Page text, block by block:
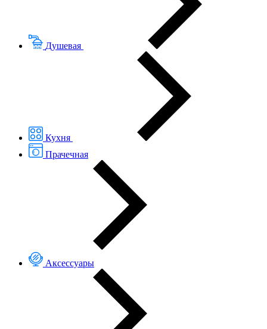
Душевая
Кухня
Прачечная
Аксессуары